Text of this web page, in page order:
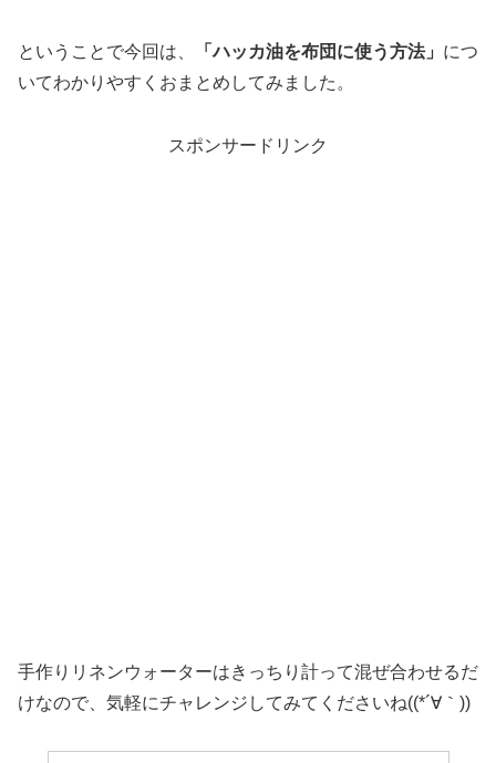
ということで今回は、 「ハッカ油を布団に使う方法」 につ
いてわかりやすくおまとめしてみました。
スポンサードリンク
手作りリネンウォーターはきっちり計って混ぜ合わせるだ
けなので、気軽にチャレンジしてみてくださいね((*´∀｀))